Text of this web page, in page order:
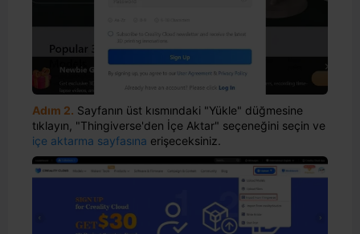
Adım 2. Sayfanın üst kısmındaki "Yükle" düğmesine
tıklayın, "Thingiverse'den İçe Aktar" seçeneğini seçin ve
içe aktarma sayfasına erişeceksiniz.